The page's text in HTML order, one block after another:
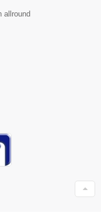
allround